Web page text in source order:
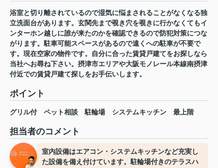
浴室と切り離されているので湿気に悩まされることがなくなる独
立洗面台があります。玄関先まで覗き穴を覗きに行かなくてもイ
ンターホン越しに誰が来たのかを確認できるので防犯対策につな
がります。駐車可能スペースがあるので遠くへの駐車が不要で
す。現在空家の物件です。自分に合った賃貸戸建てをお探しなら
当社へお尋ね下さい。摂津市エリアや大阪モノレール本線南摂津
付近での賃貸戸建て探しをお手伝いします。
ポイント
グリル付 ペット相談 駐輪場 システムキッチン 最上階
担当者のコメント
室内設備はエアコン・システムキッチンなど充実し
た設備を備え付けています。駐輪場付きのテラスハ